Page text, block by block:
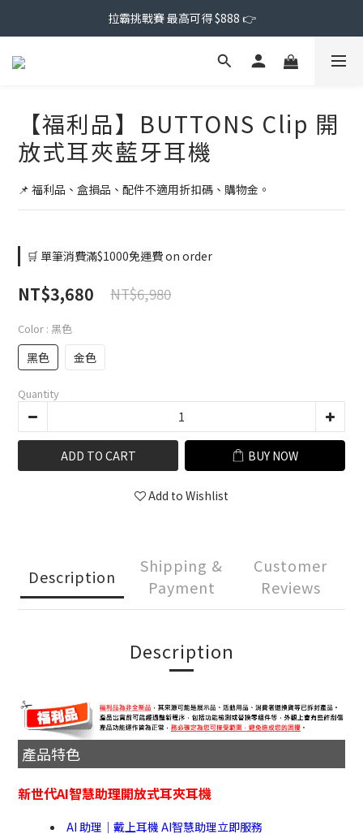
拉霸挑戰賽 最高可得 $888 👉
【福利品】BUTTONS Clip 開
放式耳夾藍牙耳機
📌 福利品、盒損品、配件不適用折扣碼、購物金。
🛒 單筆消費滿$1000免運費 on order
NT$3,680 NT$6,980
Color : 黑色
黑色 金色
Quantity
ADD TO CART BUY NOW
Add to Wishlist
Description
Shipping &
Payment
Customer
Reviews
Description
產品特色
新世代AI智慧助理開放式耳夾耳機
AI 助理｜戴上耳機 AI智慧助理立即服務